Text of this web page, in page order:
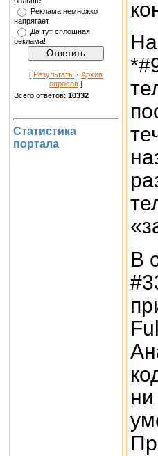
Реклама немножко
напрягает
Да тут сплошная
реклама!
[ Результаты · Архив
опросов ]
Всего ответов: 10332
Статистика
портала
В